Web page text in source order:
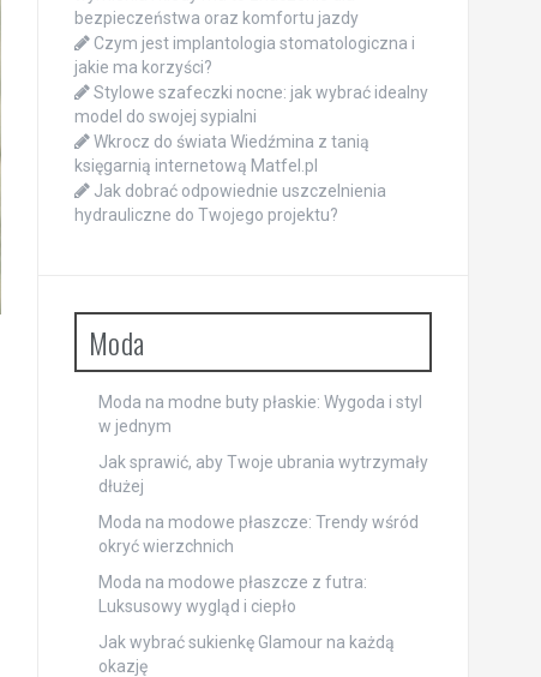
bezpieczeństwa oraz komfortu jazdy
Czym jest implantologia stomatologiczna i
jakie ma korzyści?
Stylowe szafeczki nocne: jak wybrać idealny
model do swojej sypialni
Wkrocz do świata Wiedźmina z tanią
księgarnią internetową Matfel.pl
Jak dobrać odpowiednie uszczelnienia
hydrauliczne do Twojego projektu?
Moda
Moda na modne buty płaskie: Wygoda i styl
w jednym
Jak sprawić, aby Twoje ubrania wytrzymały
dłużej
Moda na modowe płaszcze: Trendy wśród
okryć wierzchnich
Moda na modowe płaszcze z futra:
Luksusowy wygląd i ciepło
Jak wybrać sukienkę Glamour na każdą
okazję